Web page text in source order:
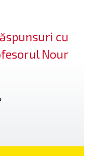
cu
Nour